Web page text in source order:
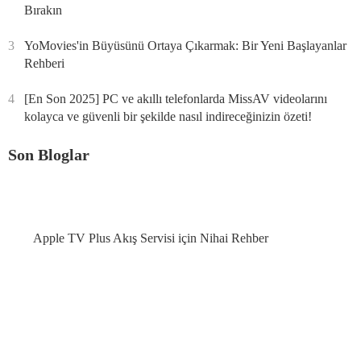
Bırakın
3
YoMovies'in Büyüsünü Ortaya Çıkarmak: Bir Yeni Başlayanlar
Rehberi
4
[En Son 2025] PC ve akıllı telefonlarda MissAV videolarını
kolayca ve güvenli bir şekilde nasıl indireceğinizin özeti!
Son Bloglar
Apple TV Plus Akış Servisi için Nihai Rehber